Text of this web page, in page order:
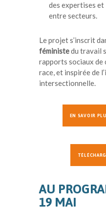
des expertises
entre secteurs.
Le projet s’inscrit
féministedu travail
rapports sociaux de
race, et inspirée de
intersectionnelle.
EN SAVOIR
AU
19 MAI